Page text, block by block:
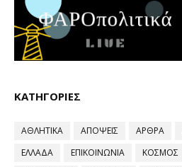
ΚΑΤΗΓΟΡΙΕΣ
ΑΘΛΗΤΙΚΑ ΑΠΟΨΕΙΣ ΑΡΘΡΑ
ΕΛΛΑΔΑ
ΕΠΙΚΟΙΝΩΝΙΑ ΚΟΣΜΟΣ